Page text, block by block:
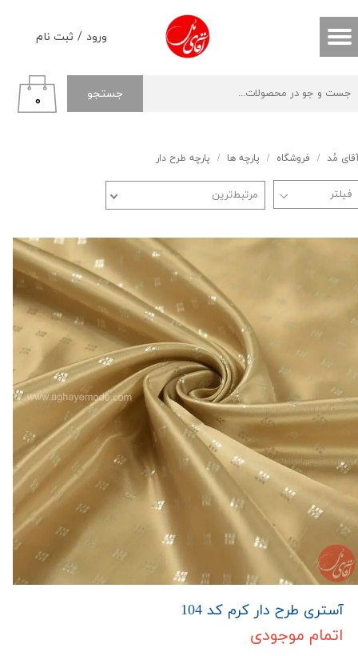
ورود / ثبت نام
حساب کاربری من
جستجو ۰
مُد فروشگاه پارچه ها پارچه طرح دار
مرتبط‌ترین
آستری طرح دار کرم کد 104
اتمام موجودی